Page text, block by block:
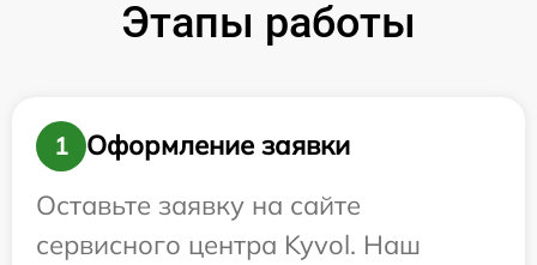
Этапы работы
1
Оформление заявки
Оставьте заявку на сайте
сервисного центра Kyvol. Наш